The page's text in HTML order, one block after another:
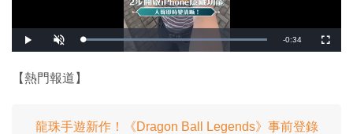
播
放
開
啟
載
入
%
剩
-0:34
全
螢
【熱門報道】
龍珠手遊新作！《Dragon Ball Legends》事前登錄